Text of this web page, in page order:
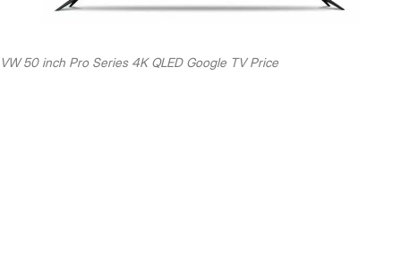
VW 50 inch Pro Series 4K QLED Google TV Price